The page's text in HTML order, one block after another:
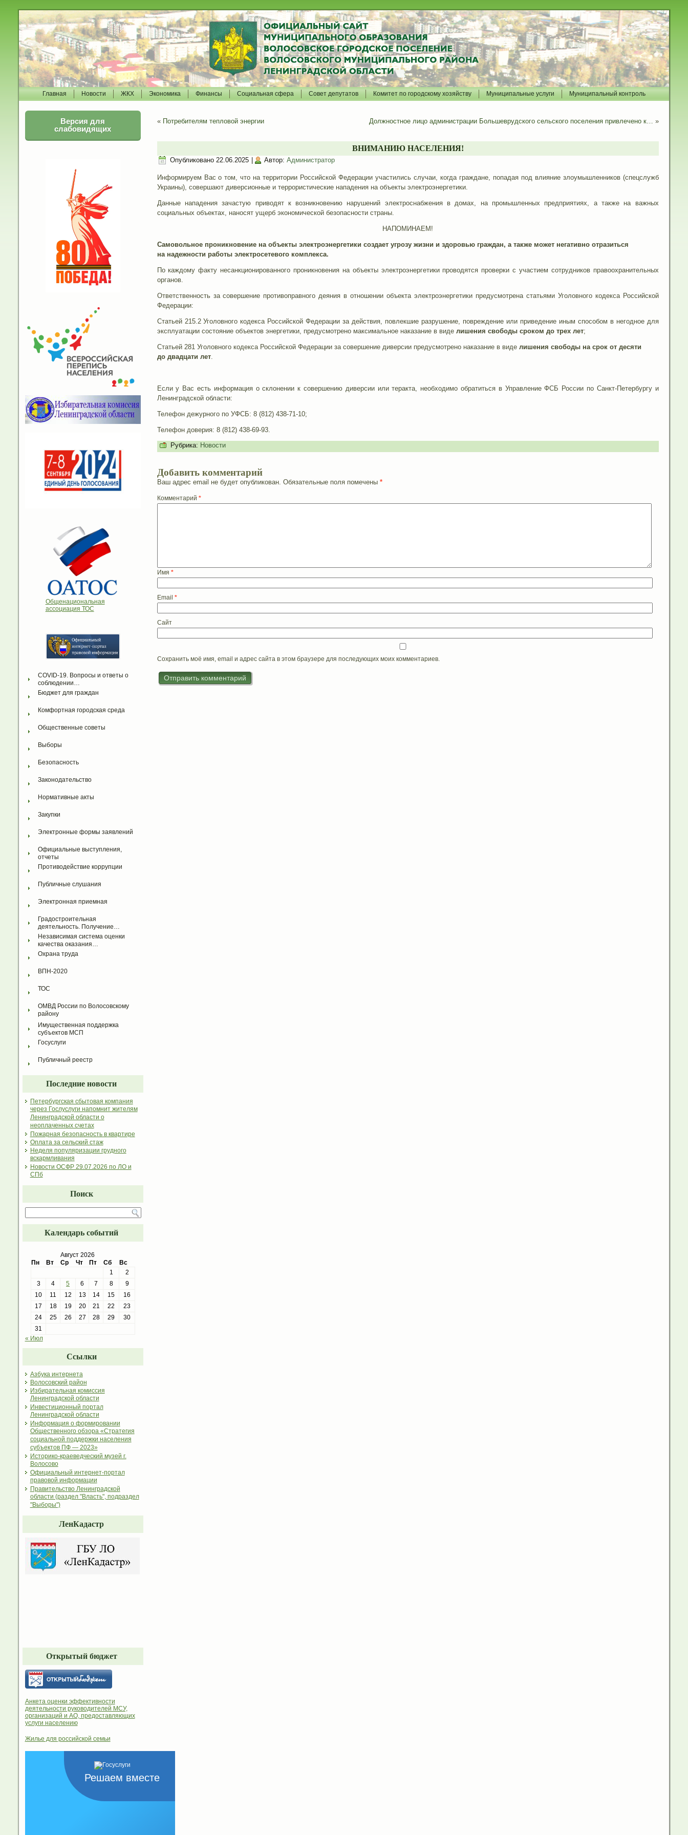
Главная Новости ЖКХ Экономика Финансы Социальная сфера Совет депутатов Комитет по городскому хозяйству Муниципальные услуги Муниципальный контроль
Версия для
слабовидящих
Общенациональная
ассоциация ТОС
COVID-19. Вопросы и ответы о
соблюдении…
Бюджет для граждан
Комфортная городская среда
Общественные советы
Выборы
Безопасность
Законодательство
Нормативные акты
Закупки
Электронные формы заявлений
Официальные выступления,
отчеты
Противодействие коррупции
Публичные слушания
Электронная приемная
Градостроительная
деятельность. Получение…
Независимая система оценки
качества оказания…
Охрана труда
ВПН-2020
ТОС
ОМВД России по Волосовскому
району
Имущественная поддержка
субъектов МСП
Госуслуги
Публичный реестр
Последние новости
Петербургская сбытовая компания
через Гослуслуги напомнит жителям
Ленинградской области о
неоплаченных счетах
Пожарная безопасность в квартире
Оплата за сельский стаж
Неделя популяризации грудного
вскармливания
Новости ОСФР 29.07.2026 по ЛО и
СПб
Поиск
Календарь событий
Август 2026
Пн
Вт Ср Чт Пт Сб
Вс
1
2
3
4 5 6 7 8
9
10
11 12 13 14 15
16
17
18 19 20 21 22
23
24
25 26 27 28 29
30
31
« Июл
Ссылки
Азбука интернета
Волосовский район
Избирательная комиссия
Ленинградской области
Инвестиционный портал
Ленинградской области
Информация о формировании
Общественного обзора «Стратегия
социальной поддержки населения
субъектов ПФ — 2023»
Историко-краеведческий музей г.
Волосово
Официальный интернет-портал
правовой информации
Правительство Ленинградской
области (раздел "Власть", подраздел
"Выборы")
ЛенКадастр
Открытый бюджет
Анкета оценки эффективности
деятельности руководителей МСУ,
организаций и АО, предоставляющих
услуги населению
Жилье для российской семьи
Решаем вместе
« Потребителям тепловой энергии Должностное лицо администрации Большеврудского сельского поселения привлечено к… »
ВНИМАНИЮ НАСЕЛЕНИЯ!
Опубликовано 22.06.2025 Автор: Администратор
Информируем Вас о том, что на территории Российской Федерации участились случаи, когда граждане, попадая под влияние злоумышленников (спецслужб
Украины), совершают диверсионные и террористические нападения на объекты электроэнергетики.
Данные нападения зачастую приводят к возникновению нарушений электроснабжения в домах, на промышленных предприятиях, а также на важных
социальных объектах, наносят ущерб экономической безопасности страны.
НАПОМИНАЕМ!
Самовольное проникновение на объекты электроэнергетики создает угрозу жизни и здоровью граждан, а также может негативно отразиться
на надежности работы электросетевого комплекса.
По каждому факту несанкционированного проникновения на объекты электроэнергетики проводятся проверки с участием сотрудников правоохранительных
органов.
Ответственность за совершение противоправного деяния в отношении объекта электроэнергетики предусмотрена статьями Уголовного кодекса Российской
Федерации:
Статьей 215.2 Уголовного кодекса Российской Федерации за действия, повлекшие разрушение, повреждение или приведение иным способом в негодное для
эксплуатации состояние объектов энергетики, предусмотрено максимальное наказание в виде лишения свободы сроком до трех лет;
Статьей 281 Уголовного кодекса Российской Федерации за совершение диверсии предусмотрено наказание в виде лишения свободы на срок от десяти
до двадцати лет.
Если у Вас есть информация о склонении к совершению диверсии или теракта, необходимо обратиться в Управление ФСБ России по Санкт-Петербургу и
Ленинградской области:
Телефон дежурного по УФСБ: 8 (812) 438-71-10;
Телефон доверия: 8 (812) 438-69-93.
Рубрика: Новости
Добавить комментарий
Ваш адрес email не будет опубликован. Обязательные поля помечены *
Комментарий *
Имя *
Email *
Сайт
Сохранить моё имя, email и адрес сайта в этом браузере для последующих моих комментариев.